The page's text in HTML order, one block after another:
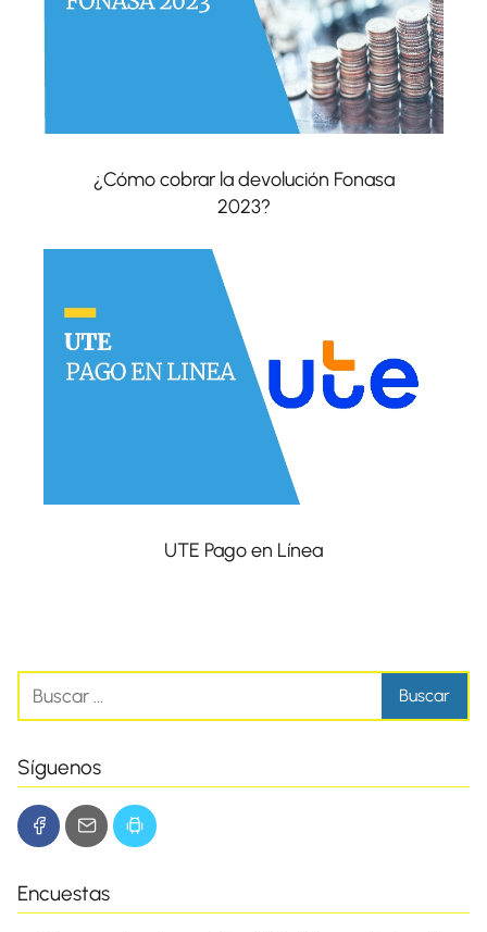
¿Cómo cobrar la devolución Fonasa
2023?
UTE Pago en Línea
Síguenos
Encuestas